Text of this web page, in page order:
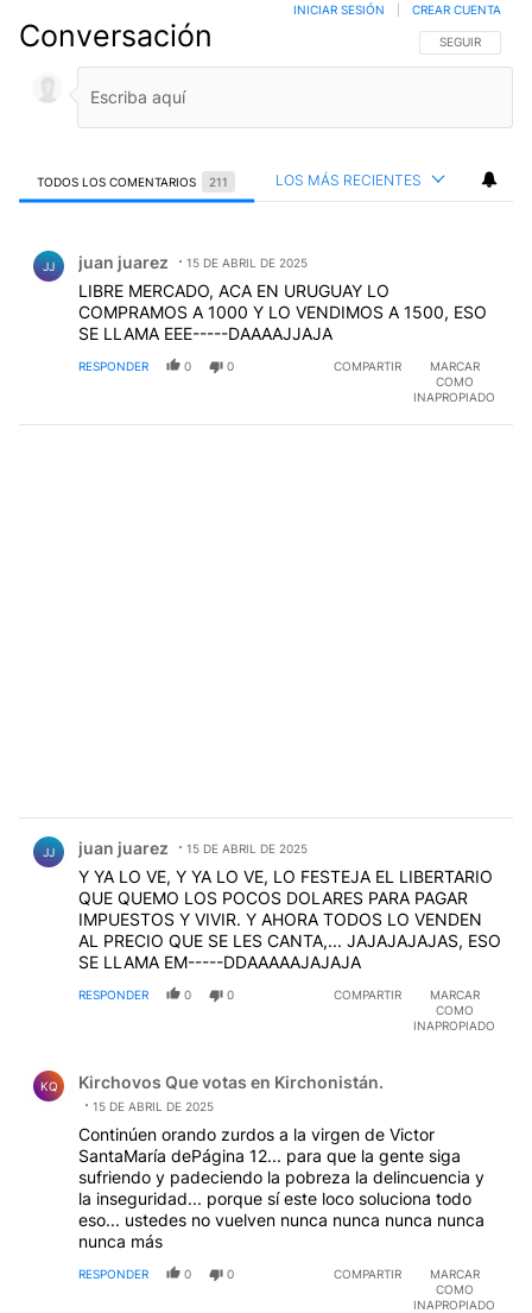
Conversación SIGA ESTA
SEGUIR
INICIAR SESIÓN CREAR CUENTA
TODOS LOS COMENTARIOS 211 LOS MÁS RECIENTES
JJ juan juarez 15 DE ABRIL DE 2025
LIBRE MERCADO, ACA EN URUGUAY LO
COMPRAMOS A 1000 Y LO VENDIMOS A 1500, ESO
SE LLAMA EEE-----DAAAAJJAJA
RESPONDER 0 0 COMPARTIR
MARCAR
COMO
INAPROPIADO
JJ juan juarez 15 DE ABRIL DE 2025
Y YA LO VE, Y YA LO VE, LO FESTEJA EL LIBERTARIO
QUE QUEMO LOS POCOS DOLARES PARA PAGAR
IMPUESTOS Y VIVIR. Y AHORA TODOS LO VENDEN
AL PRECIO QUE SE LES CANTA,... JAJAJAJAJAS, ESO
SE LLAMA EM-----DDAAAAAJAJAJA
RESPONDER 0 0 COMPARTIR
MARCAR
COMO
INAPROPIADO
KQ Kirchovos Que votas en Kirchonistán.
15 DE ABRIL DE 2025
Continúen orando zurdos a la virgen de Victor
SantaMaría dePágina 12... para que la gente siga
sufriendo y padeciendo la pobreza la delincuencia y
la inseguridad... porque sí este loco soluciona todo
eso... ustedes no vuelven nunca nunca nunca nunca
nunca más
RESPONDER 0 0 COMPARTIR
MARCAR
COMO
INAPROPIADO